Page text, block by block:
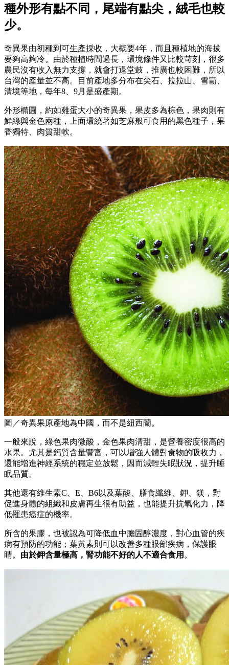
種外形有點不同，尾端有點尖，絨毛也較
少。
奇異果由初種到可生產採收，大概要4年，而且種植地的海拔
要夠高夠冷。由於種植時間過長，環境條件又比較苛刻，很多
農民沒有收入無力支撐，就會打退堂鼓，推廣也較困難，所以
台灣的產量並不高。目前產地多分布在尖石、拉拉山、雪霸、
清境等地，每年8、9月是盛產期。
外形橢圓，約如雞蛋大小的奇異果，果皮多為棕色，果肉則有
鮮綠與金色兩種，上面環繞著如芝麻般可食用的黑色種子，果
香獨特、肉質甜軟。
圖／奇異果原產地為中國，而不是紐西蘭。
一般來說，綠色果肉微酸，金色果肉清甜，是營養密度很高的
水果。尤其是鈣質含量豐富，可以增強人體對食物的吸收力，
還能增進神經系統的穩定並放鬆，因而減輕失眠狀況，提升睡
眠品質。
其他還有維生素C、E、B6以及葉酸、膳食纖維、鉀、鎂，對
促進身體的組織和皮膚再生很有助益，也能提升抗氧化力，降
低罹患癌症的機率。
所含的果膠，也被認為可降低血中膽固醇濃度，對心血管的疾
病有預防的功能；葉黃素則可以改善多種眼部疾病，保護眼
睛。 由於鉀含量極高，腎功能不好的人不適合食用 。